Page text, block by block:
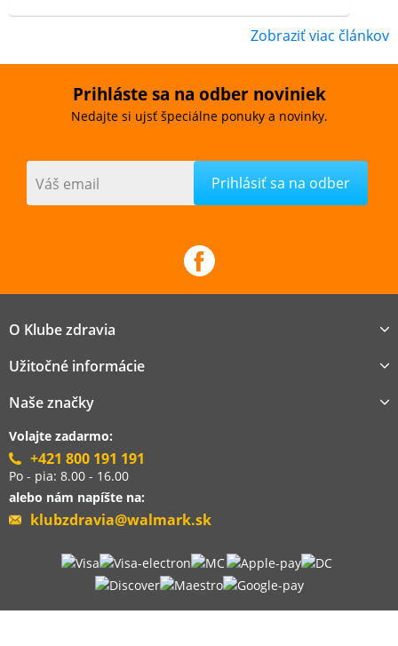
Zobraziť viac článkov
Prihláste sa na odber noviniek
Nedajte si ujsť špeciálne ponuky a novinky.
Váš email
O Klube zdravia
Užitočné informácie
Naše značky
Volajte zadarmo:
+421 800 191 191
Po - pia: 8.00 - 16.00
alebo nám napíšte na:
klubzdravia@walmark.sk